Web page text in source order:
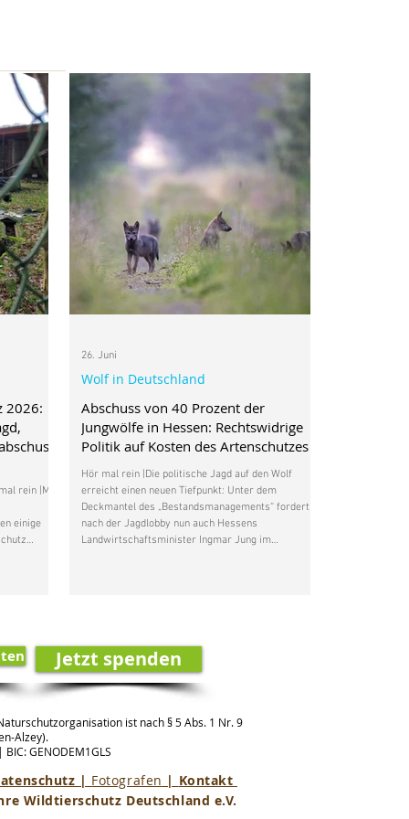
2026:
rein |Mit
einige
Abschuss von 40 Prozent der
Jungwölfe in Hessen: Rechtswidrige
Politik auf Kosten des Artenschutzes
Hör mal rein |Die politische Jagd auf den Wolf
erreicht einen neuen Tiefpunkt: Unter dem
Deckmantel des „Bestandsmanagements“ fordert
nach der Jagdlobby nun auch Hessens
Landwirtschaftsminister Ingmar Jung im
Wolf in Deutschland
26. Juni
Jetzt spenden
ist nach § 5 Abs. 1 Nr. 9
Alzey).
BIC: GENODEM1GLS
| Fotografen | Kontakt
Wildtierschutz Deutschland e.V.